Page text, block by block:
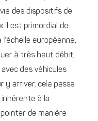
des dispositifs de
Il est primordial de
européenne,
à très haut débit,
avec des véhicules
y arriver, cela passe
à la
de manière